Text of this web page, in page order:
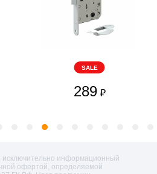
SALE
289 ₽
информационный
офертой, определяемой